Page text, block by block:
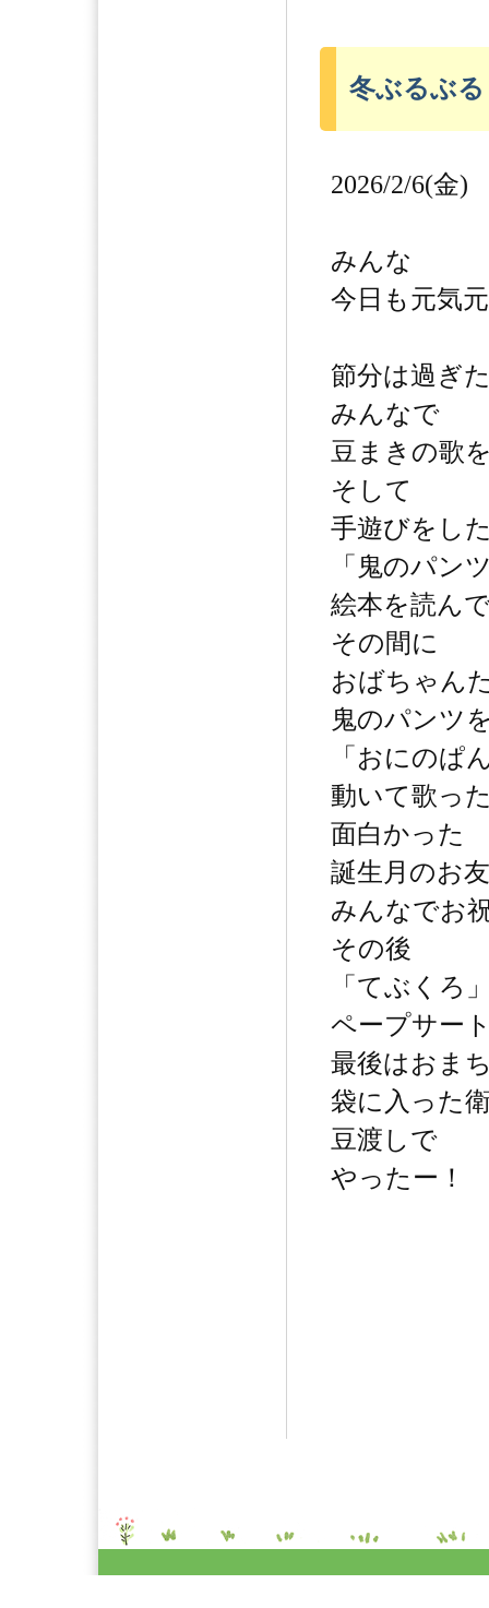
冬ぶるぶる
2026/2/6(金)
みんな
今日も元気
節分は過ぎ
みんなで
豆まきの歌
そして
手遊びをし
「鬼のパン
絵本を読ん
その間に
おばちゃん
鬼のパンツ
「おにのぱ
動いて歌っ
面白かった
誕生月のお
みんなでお
その後
「てぶくろ
ペープサー
最後はおま
袋に入った
豆渡しで
やったー！